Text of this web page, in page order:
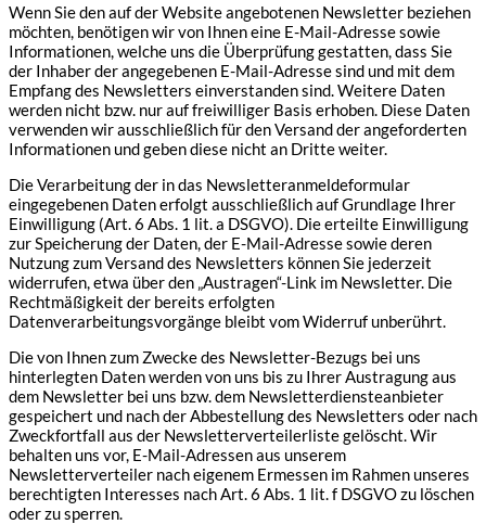
Wenn Sie den auf der Website angebotenen Newsletter beziehen
möchten, benötigen wir von Ihnen eine E-Mail-Adresse sowie
Informationen, welche uns die Überprüfung gestatten, dass Sie
der Inhaber der angegebenen E-Mail-Adresse sind und mit dem
Empfang des Newsletters einverstanden sind. Weitere Daten
werden nicht bzw. nur auf freiwilliger Basis erhoben. Diese Daten
verwenden wir ausschließlich für den Versand der angeforderten
Informationen und geben diese nicht an Dritte weiter.
Die Verarbeitung der in das Newsletteranmeldeformular
eingegebenen Daten erfolgt ausschließlich auf Grundlage Ihrer
Einwilligung (Art. 6 Abs. 1 lit. a DSGVO). Die erteilte Einwilligung
zur Speicherung der Daten, der E-Mail-Adresse sowie deren
Nutzung zum Versand des Newsletters können Sie jederzeit
widerrufen, etwa über den „Austragen“-Link im Newsletter. Die
Rechtmäßigkeit der bereits erfolgten
Datenverarbeitungsvorgänge bleibt vom Widerruf unberührt.
Die von Ihnen zum Zwecke des Newsletter-Bezugs bei uns
hinterlegten Daten werden von uns bis zu Ihrer Austragung aus
dem Newsletter bei uns bzw. dem Newsletterdiensteanbieter
gespeichert und nach der Abbestellung des Newsletters oder nach
Zweckfortfall aus der Newsletterverteilerliste gelöscht. Wir
behalten uns vor, E-Mail-Adressen aus unserem
Newsletterverteiler nach eigenem Ermessen im Rahmen unseres
berechtigten Interesses nach Art. 6 Abs. 1 lit. f DSGVO zu löschen
oder zu sperren.